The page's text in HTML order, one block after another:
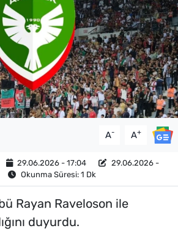
A- A+
29.06.2026 - 17:04
29.06.2026 -
Okunma Süresi: 1 Dk
Rayan Raveloson ile
duyurdu.